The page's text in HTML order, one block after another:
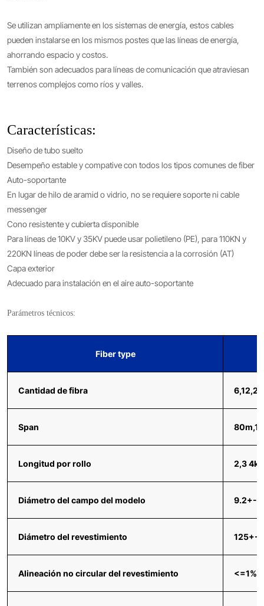
Se utilizan ampliamente en los sistemas de energía, estos cables
pueden instalarse en los mismos postes que las líneas de energía,
ahorrando espacio y costos.
También son adecuados para líneas de comunicación que atraviesan
terrenos complejos como ríos y valles.
Características:
Diseño de tubo suelto
Desempeño estable y compative con todos los tipos comunes de fiber
Auto-soportante
En lugar de hilo de aramid o vidrio, no se requiere soporte ni cable
messenger
Cono resistente y cubierta disponible
Para líneas de 10KV y 35KV puede usar polietileno (PE), para 110KN y
220KN líneas de poder debe ser la resistencia a la corrosión (AT)
Capa exterior
Adecuado para instalación en el aire auto-soportante
Parámetros técnicos:
Fiber type
Cantidad de fibra
Span
Longitud por rollo 2,3
Diámetro del campo del modelo 9.2+-
Diámetro del revestimiento 125+-
Alineación no circular del revestimiento <=1%